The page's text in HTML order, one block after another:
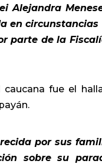
Alejandra
en
parte de la
fue el
por sus
sobre su